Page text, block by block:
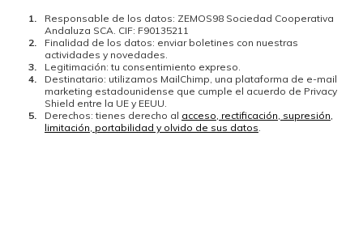
Responsable de los datos: ZEMOS98 Sociedad Cooperativa
Andaluza SCA. CIF: F90135211
Finalidad de los datos: enviar boletines con nuestras
actividades y novedades.
Legitimación: tu consentimiento expreso.
Destinatario: utilizamos MailChimp, una plataforma de e-mail
marketing estadounidense que cumple el acuerdo de Privacy
Shield entre la UE y EEUU.
Derechos: tienes derecho al acceso, rectificación, supresión,
limitación, portabilidad y olvido de sus datos